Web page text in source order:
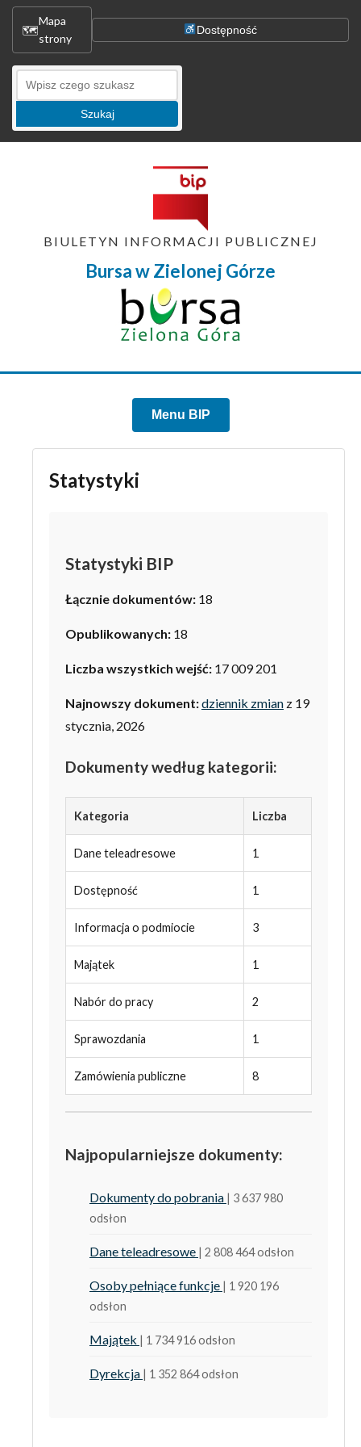
🗺
Mapa
strony
Dostępność
Szukaj
BIULETYN INFORMACJI PUBLICZNEJ
Bursa w Zielonej Górze
Menu BIP
Statystyki
Statystyki BIP
Łącznie dokumentów: 18
Opublikowanych: 18
Liczba wszystkich wejść: 17 009 201
Najnowszy dokument:dziennik zmian z 19
stycznia, 2026
Dokumenty według kategorii:
Kategoria Liczba
Dane teleadresowe 1
Dostępność 1
Informacja o podmiocie 3
Majątek 1
Nabór do pracy 2
Sprawozdania 1
Zamówienia publiczne 8
Najpopularniejsze dokumenty:
Dokumenty do pobrania | 3 637 980
odsłon
Dane teleadresowe | 2 808 464 odsłon
Osoby pełniące funkcje | 1 920 196
odsłon
Majątek | 1 734 916 odsłon
Dyrekcja | 1 352 864 odsłon